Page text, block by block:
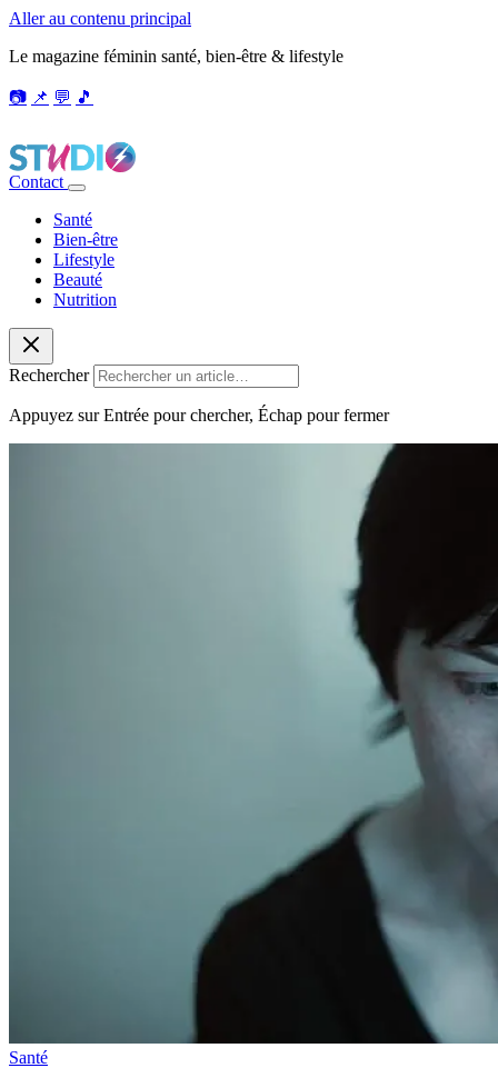
Aller au contenu principal
Le magazine féminin santé, bien-être & lifestyle
📷 📌 💬 🎵
Contact
Santé
Bien-être
Lifestyle
Beauté
Nutrition
Rechercher
Appuyez sur Entrée pour chercher, Échap pour fermer
Santé